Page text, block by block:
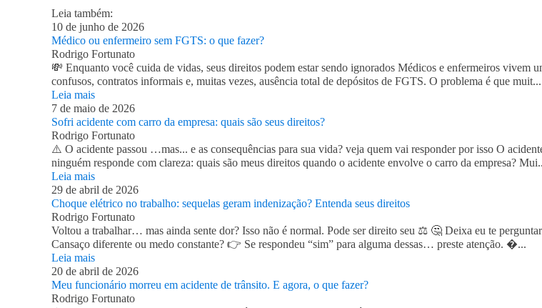
Leia também:
10 de junho de 2026
Médico ou enfermeiro sem FGTS: o que fazer?
Rodrigo Fortunato
💸 Enquanto você cuida de vidas, seus direitos podem estar sendo ignorados Médicos e enfermeiros vivem
confusos, contratos informais e, muitas vezes, ausência total de depósitos de FGTS. O problema é que muit...
Leia mais
7 de maio de 2026
Sofri acidente com carro da empresa: quais são seus direitos?
Rodrigo Fortunato
⚠️ O acidente passou …mas... e as consequências para sua vida? veja quem vai responder por isso O
ninguém responde com clareza: quais são meus direitos quando o acidente envolve o carro da empresa?
Leia mais
29 de abril de 2026
Choque elétrico no trabalho: sequelas geram indenização? Entenda seus direitos
Rodrigo Fortunato
Voltou a trabalhar… mas ainda sente dor? Isso não é normal. Pode ser direito seu ⚖️ 🤔 Deixa eu te
Cansaço diferente ou medo constante? 👉 Se respondeu “sim” para alguma dessas… preste atenção. �...
Leia mais
20 de abril de 2026
Meu funcionário morreu em acidente de trânsito. E agora, o que fazer?
Rodrigo Fortunato